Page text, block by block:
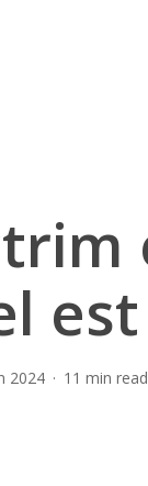
2024 11 min read